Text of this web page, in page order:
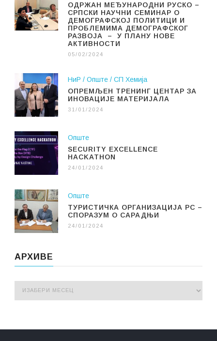
ОДРЖАН МЕЂУНАРОДНИ РУСКО –
СРПСКИ НАУЧНИ СЕМИНАР О
ДЕМОГРАФСКОЈ ПОЛИТИЦИ И
ПРОБЛЕМИМА ДЕМОГРАФСКОГ
РАЗВОЈА – У ПЛАНУ НОВЕ
АКТИВНОСТИ
05/02/2024
НиР Опште
СП Хемија
ОПРЕМЉЕН ТРЕНИНГ ЦЕНТАР ЗА
ИНОВАЦИЈЕ МАТЕРИЈАЛА
31/01/2024
Опште
SECURITY EXCELLENCE
HACKATHON
24/01/2024
Опште
ТУРИСТИЧКА ОРГАНИЗАЦИЈА РС –
СПОРАЗУМ О САРАДЊИ
24/01/2024
АРХИВЕ